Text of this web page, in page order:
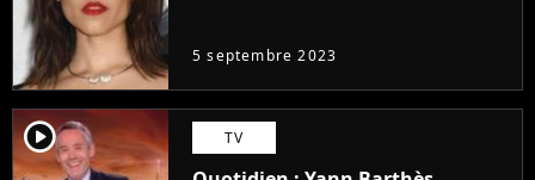
5 septembre 2023
player2 TV